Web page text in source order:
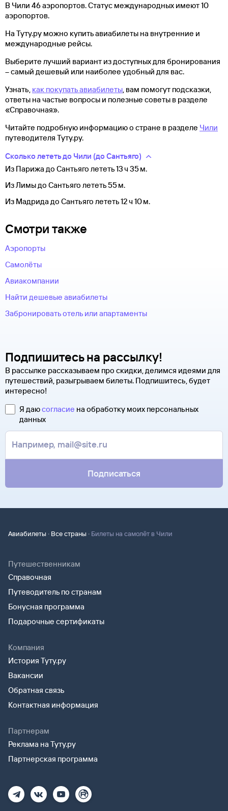
В Чили 46 аэропортов. Статус международных имеют 10
аэропортов.
На Туту.ру можно купить авиабилеты на внутренние и
международные рейсы.
Выберите лучший вариант из доступных для бронирования
– самый дешевый или наиболее удобный для вас.
Узнать, как покупать авиабилеты, вам помогут подсказки,
ответы на частые вопросы и полезные советы в разделе
«Справочная».
Читайте подробную информацию о стране в разделе Чили
путеводителя Туту.ру.
Сколько лететь до Чили (до Сантьяго)
Из Парижа до Сантьяго лететь 13 ч 35 м.
Из Лимы до Сантьяго лететь 55 м.
Из Мадрида до Сантьяго лететь 12 ч 10 м.
Смотри также
Аэропорты
Самолёты
Авиакомпании
Найти дешевые авиабилеты
Забронировать отель или апартаменты
Подпишитесь на рассылку!
В рассылке рассказываем про скидки, делимся идеями для
путешествий, разыгрываем билеты. Подпишитесь, будет
интересно!
Я даюсогласие на обработку моих персональных
данных
Подписаться
Авиабилеты · Все страны · Билеты на самолёт в Чили
Путешественникам
Справочная
Путеводитель по странам
Бонусная программа
Подарочные сертификаты
Компания
История Туту.ру
Вакансии
Обратная связь
Контактная информация
Партнерам
Реклама на Туту.ру
Партнерская программа